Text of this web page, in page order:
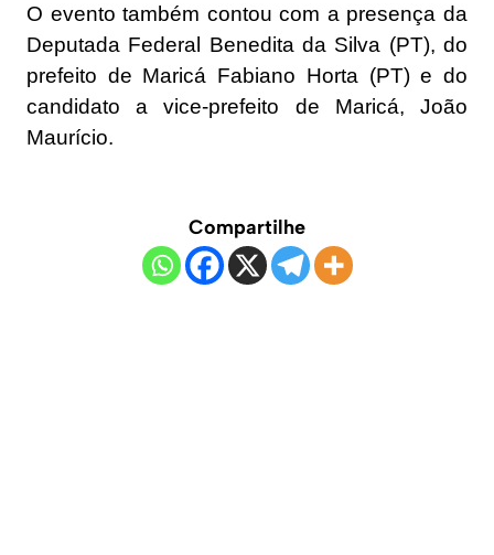
O evento também contou com a presença da
Deputada Federal Benedita da Silva (PT), do
prefeito de Maricá Fabiano Horta (PT) e do
candidato a vice-prefeito de Maricá, João
Maurício.
Compartilhe